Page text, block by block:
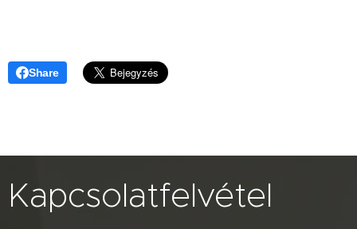
Share
Kapcsolatfelvétel